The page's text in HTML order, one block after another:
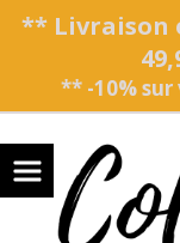
** Livraison
** -10%